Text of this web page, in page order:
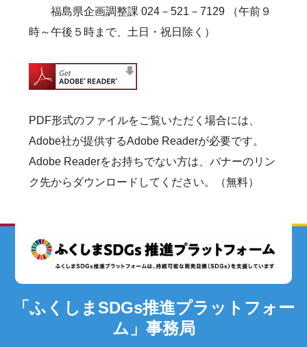
福島県企画調整課 024－521－7129 （午前９
時～午後５時まで、土日・祝日除く）
PDF形式のファイルをご覧いただく場合には、
Adobe社が提供するAdobe Readerが必要です。
Adobe Readerをお持ちでない方は、バナーのリン
ク先からダウンロードしてください。（無料）
「ふくしまSDGs推進プラットフォー
ム」事務局